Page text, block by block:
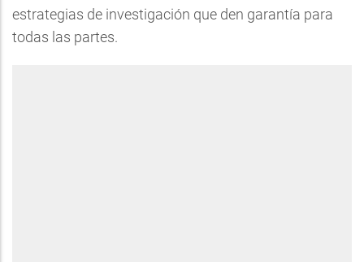
estrategias de investigación que den garantía para
todas las partes.